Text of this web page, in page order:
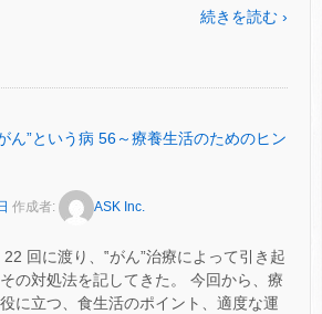
続きを読む ›
ん”という病 56～療養生活のためのヒン
作成者: ASK Inc.
回に渡り、‟がん”治療によって引き起
の対処法を記してきた。 今回から、療
に立つ、食生活のポイント、適度な運